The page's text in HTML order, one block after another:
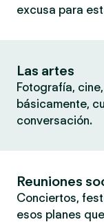
excusa para
Las artes
Fotografía,
básicamente,
conversación.
Reuniones
Conciertos,
esos planes